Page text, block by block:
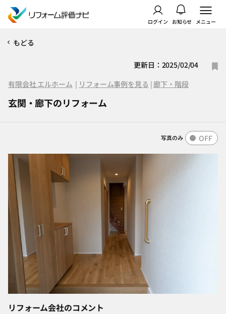
ログイン お知らせ メニュー
もどる
更新日：2025/02/04
有限会社 エルホーム | リフォーム事例を見る | 廊下・階段
玄関・廊下のリフォーム
写真のみ OFF
リフォーム会社のコメント